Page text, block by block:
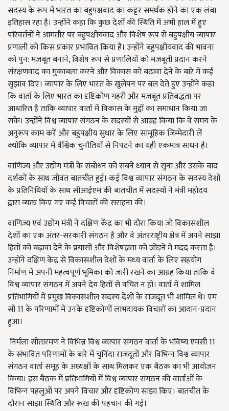
सदस्य के रूप में भारत का बहुपक्षवाद का कट्टर समर्थक होने का एक लंबा
इतिहास रहा है। उन्होंने कहा कि कुछ देशों की स्थिति में अभी हाल में हुए
परिवर्तनों ने आमतौर पर बहुपक्षीयवाद और विशेष रूप से बहुपक्षीय व्यापार
प्रणाली को किस प्रकार प्रभावित किया है। उन्होंने बहुपक्षीयवाद की भावना
को पुन: मजबूत बनाने, विशेष रूप से प्रणालियों को मजबूती प्रदान करने
संरक्षणवाद का मुकाबला करने और विकास को बढ़ावा देने के बारे में कई
सुझाव दिए। व्यापार के लिए भारत के खुलेपन पर बल देते हुए उन्होंने कहा
कि वार्ता के लिए भारत का दृष्टिकोण गहरी और मजबूत प्रतिबद्धता पर
आधारित है ताकि व्यापार वार्ता में विकास के मुद्दों का समाधान किया जा
सके। उन्होंने विश्व व्यापार संगठन के सदस्यों से आग्रह किया कि वे समय के
अनुरूप काम करें और बहुपक्षीय सुधार के लिए सामूहिक जिम्मेदारी लें
क्‍योंकि व्यापार में वैश्विक चुनौतियों से निपटने का यही एकमात्र साधन है।
वाणिज्य और उद्योग मंत्री के संबोधन को सबने ध्‍यान से सुना और उसके बाद
दर्शकों के साथ जीवंत बातचीत हुई। कई विश्व व्यापार संगठन के सदस्य देशों
के प्रतिनिधियों के साथ सीआईएम की बातचीत में सदस्‍यों ने मंत्री महोदय
द्वारा व्यक्त किए गए कई विचारों की सराहना की।
वाणिज्य एवं उद्योग मंत्री ने दक्षिण केंद्र का भी दौरा किया जो विकासशील
देशों का एक अंतर-सरकारी संगठन है और वे अंतरराष्ट्रीय क्षेत्र में अपने साझा
हितों को बढ़ावा देने के प्रयासों और विशेषज्ञता को जोड़ने में मदद करता है।
उन्‍होंने दक्षिण केंद्र से विकासशील देशों के मध्‍य वार्ता के लिए सहयोग
निर्माण में अपनी महत्वपूर्ण भूमिका को जारी रखने का आग्रह किया ताकि वे
विश्व व्यापार संगठन में अपने देय हितों से वंचित न हों। वार्ता में शामिल
प्रतिभागियों में प्रमुख विकासशील सदस्य देशों के राजदूत भी शामिल थे। एम
सी 11 के परिणामों में उनके दृष्टिकोणों लाभदायक विचारों का आदान-प्रदान
हुआ।
निर्मला सीतारमण ने विभिन्न विश्व व्यापार संगठन वार्ता के भविष्‍य एमसी 11
के संभावित परिणामों के बारे में चुनिंदा राजदूतों और विभिन्‍न विश्व व्यापार
संगठन वार्ता समूह के अध्यक्षों के साथ मिलकर एक बैठक का भी आयोजन
किया। इस बैठक में प्रतिभागियों में विश्व व्यापार संगठन की वार्ताओं के
विभिन्‍न पहलुओं पर अपने विचार और दृष्टिकोण साझा किए। बातचीत के
दौरान साझा स्थिति और रूख की पहचान की गई।